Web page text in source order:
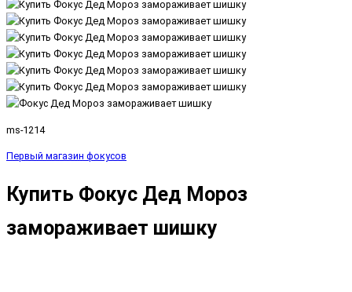
ms-1214
Первый магазин фокусов
Купить Фокус Дед Мороз
замораживает шишку